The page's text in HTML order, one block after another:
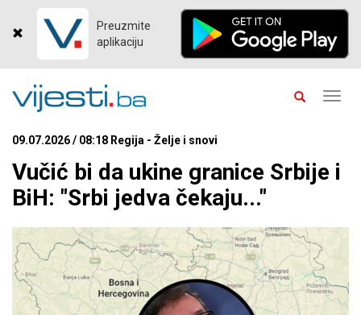
Preuzmite
aplikaciju
09.07.2026 / 08:18 Regija - Želje i snovi
Vučić bi da ukine granice Srbije i
BiH: "Srbi jedva čekaju..."